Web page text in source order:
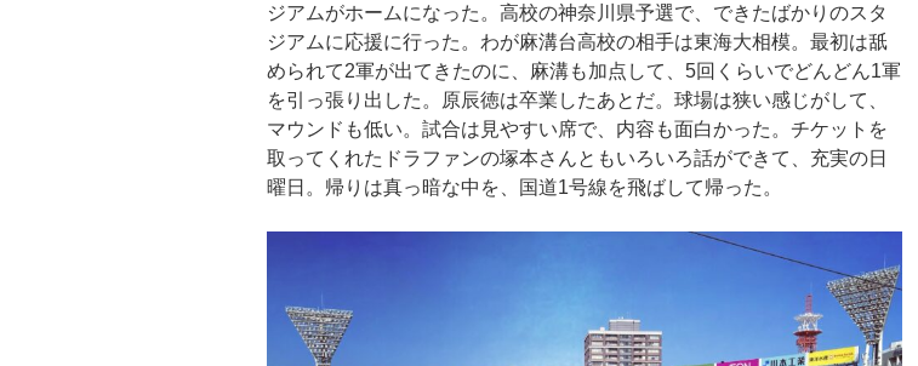
ジアムがホームになった。高校の神奈川県予選で、できたばかりのスタ
ジアムに応援に行った。わが麻溝台高校の相手は東海大相模。最初は舐
められて2軍が出てきたのに、麻溝も加点して、5回くらいでどんどん1軍
を引っ張り出した。原辰徳は卒業したあとだ。球場は狭い感じがして、
マウンドも低い。試合は見やすい席で、内容も面白かった。チケットを
取ってくれたドラファンの塚本さんともいろいろ話ができて、充実の日
曜日。帰りは真っ暗な中を、国道1号線を飛ばして帰った。